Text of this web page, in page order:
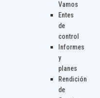
Vamos
Entes
de
control
Informes
y
planes
Rendición
de